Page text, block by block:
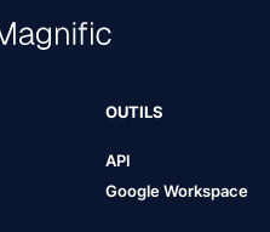
OUTILS
API
Google Workspace